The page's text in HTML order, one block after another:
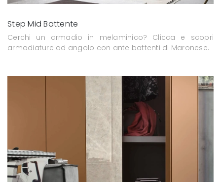
Step Mid Battente
Cerchi un armadio in melaminico? Clicca e scopri
armadiature ad angolo con ante battenti di Maronese.